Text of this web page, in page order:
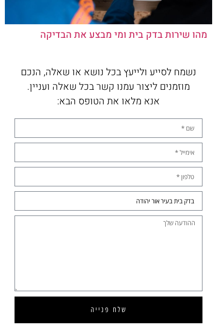
מהו שירותבדק בית ומי מבצע את הבדיקה
נשמח לסייע ולייעץ בכל נושא או שאלה, הנכם
מוזמנים ליצור עמנו קשר בכל שאלה ועניין.
אנא מלאו את הטופס הבא:
שלח פנייה